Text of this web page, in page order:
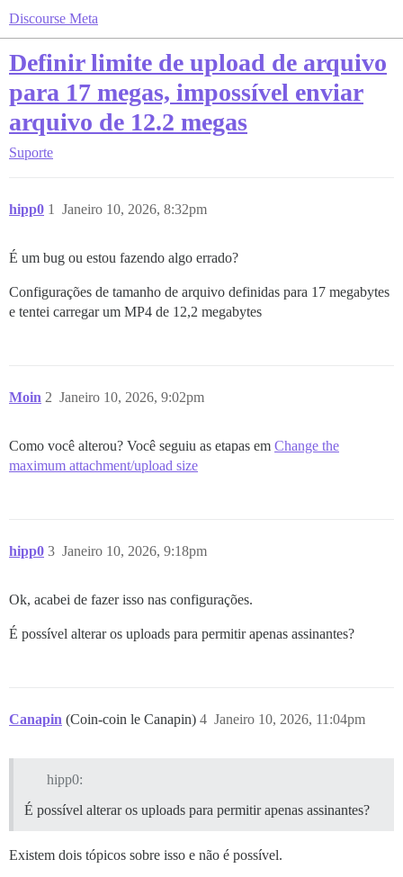
Discourse Meta
Definir limite de upload de arquivo
para 17 megas, impossível enviar
arquivo de 12.2 megas
Suporte
hipp0 Janeiro 10, 2026, 8:32pm
1
É um bug ou estou fazendo algo errado?
Configurações de tamanho de arquivo definidas para 17 megabytes
e tentei carregar um MP4 de 12,2 megabytes
Moin Janeiro 10, 2026, 9:02pm
2
Como você alterou? Você seguiu as etapas em Change the
maximum attachment/upload size
hipp0 Janeiro 10, 2026, 9:18pm
3
Ok, acabei de fazer isso nas configurações.
É possível alterar os uploads para permitir apenas assinantes?
Canapin (Coin-coin le Canapin) Janeiro 10, 2026, 11:04pm
4
hipp0:
É possível alterar os uploads para permitir apenas assinantes?
Existem dois tópicos sobre isso e não é possível.